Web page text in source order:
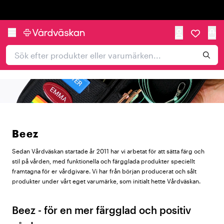
Beez
Sedan Vårdväskan startade år 2011 har vi arbetat för att sätta färg och
stil på vården, med funktionella och färgglada produkter speciellt
framtagna för er vårdgivare. Vi har från början producerat och sålt
produkter under vårt eget varumärke, som initialt hette Vårdväskan.
Beez - för en mer färgglad och positiv